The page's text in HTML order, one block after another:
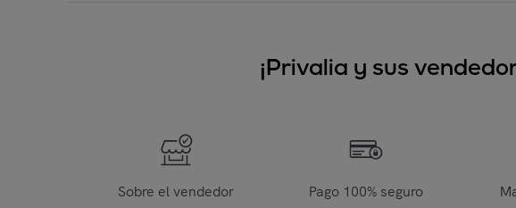
¡Privalia y sus
Sobre el vendedor Pago 100% seguro